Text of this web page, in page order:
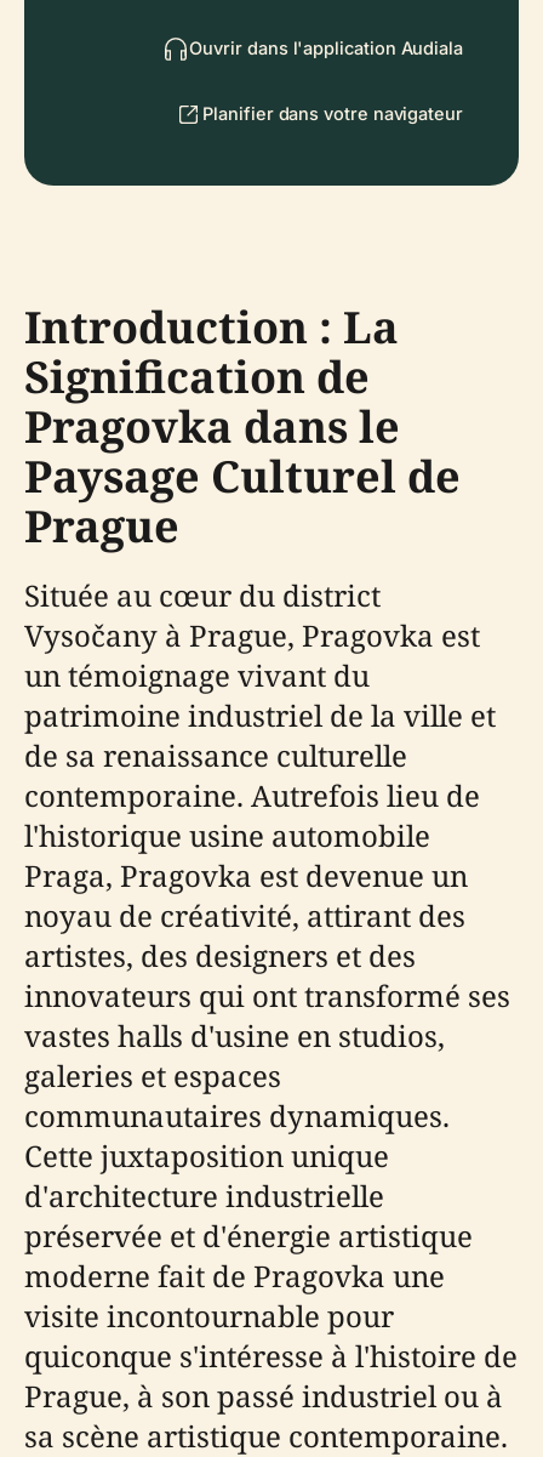
Ouvrir dans l'application Audiala
Planifier dans votre navigateur
Introduction : La
Signification de
Pragovka dans le
Paysage Culturel de
Prague
Située au cœur du district
Vysočany à Prague, Pragovka est
un témoignage vivant du
patrimoine industriel de la ville et
de sa renaissance culturelle
contemporaine. Autrefois lieu de
l'historique usine automobile
Praga, Pragovka est devenue un
noyau de créativité, attirant des
artistes, des designers et des
innovateurs qui ont transformé ses
vastes halls d'usine en studios,
galeries et espaces
communautaires dynamiques.
Cette juxtaposition unique
d'architecture industrielle
préservée et d'énergie artistique
moderne fait de Pragovka une
visite incontournable pour
quiconque s'intéresse à l'histoire de
Prague, à son passé industriel ou à
sa scène artistique contemporaine.